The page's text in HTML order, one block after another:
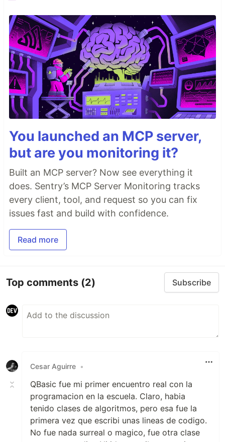
You launched an MCP server,
but are you monitoring it?
Built an MCP server? Now see everything it
does. Sentry’s MCP Server Monitoring tracks
every client, tool, and request so you can fix
issues fast and build with confidence.
Read more
Top comments (2) Subscribe
Cesar Aguirre •
QBasic fue mi primer encuentro real con la
programacion en la escuela. Claro, habia
tenido clases de algoritmos, pero esa fue la
primera vez que escribi unas lineas de codigo.
No fue nada surreal o magico, fue otra clase